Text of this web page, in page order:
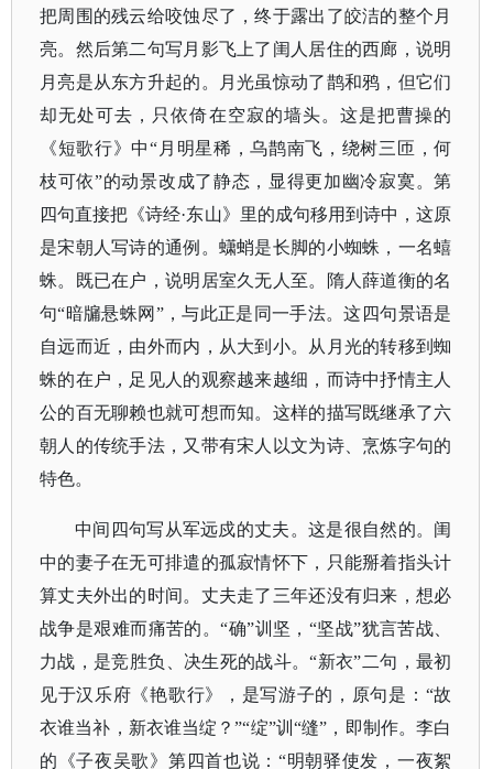
把周围的残云给咬蚀尽了，终于露出了皎洁的整个月
亮。然后第二句写月影飞上了闺人居住的西廊，说明
月亮是从东方升起的。月光虽惊动了鹊和鸦，但它们
却无处可去，只依倚在空寂的墙头。这是把曹操的
《短歌行》中“月明星稀，乌鹊南飞，绕树三匝，何
枝可依”的动景改成了静态，显得更加幽冷寂寞。第
四句直接把《诗经·东山》里的成句移用到诗中，这原
是宋朝人写诗的通例。蟏蛸是长脚的小蜘蛛，一名蟢
蛛。既已在户，说明居室久无人至。隋人薛道衡的名
句“暗牖悬蛛网”，与此正是同一手法。这四句景语是
自远而近，由外而内，从大到小。从月光的转移到蜘
蛛的在户，足见人的观察越来越细，而诗中抒情主人
公的百无聊赖也就可想而知。这样的描写既继承了六
朝人的传统手法，又带有宋人以文为诗、烹炼字句的
特色。
中间四句写从军远戍的丈夫。这是很自然的。闺
中的妻子在无可排遣的孤寂情怀下，只能掰着指头计
算丈夫外出的时间。丈夫走了三年还没有归来，想必
战争是艰难而痛苦的。“确”训坚，“坚战”犹言苦战、
力战，是竞胜负、决生死的战斗。“新衣”二句，最初
见于汉乐府《艳歌行》，是写游子的，原句是：“故
衣谁当补，新衣谁当绽？”“绽”训“缝”，即制作。李白
的《子夜吴歌》第四首也说：“明朝驿使发，一夜絮